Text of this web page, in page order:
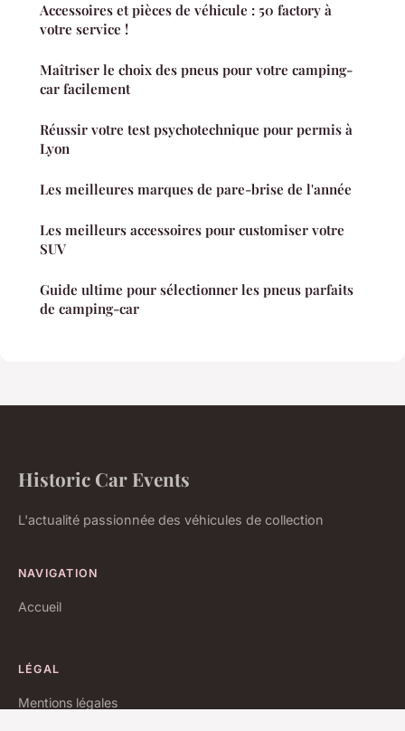
Accessoires et pièces de véhicule : 50 factory à
votre service !
Maîtriser le choix des pneus pour votre camping-
car facilement
Réussir votre test psychotechnique pour permis à
Lyon
Les meilleures marques de pare-brise de l'année
Les meilleurs accessoires pour customiser votre
SUV
Guide ultime pour sélectionner les pneus parfaits
de camping-car
Historic Car Events
L'actualité passionnée des véhicules de collection
NAVIGATION
Accueil
LÉGAL
Mentions légales